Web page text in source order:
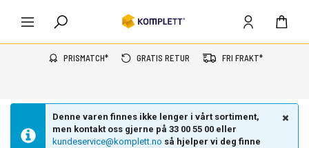
PRISMATCH* GRATIS RETUR FRI FRAKT*
Denne varen finnes ikke lenger i vårt sortiment,
men kontakt oss gjerne på 33 00 55 00 eller
kundeservice@komplett.no så hjelper vi deg finne